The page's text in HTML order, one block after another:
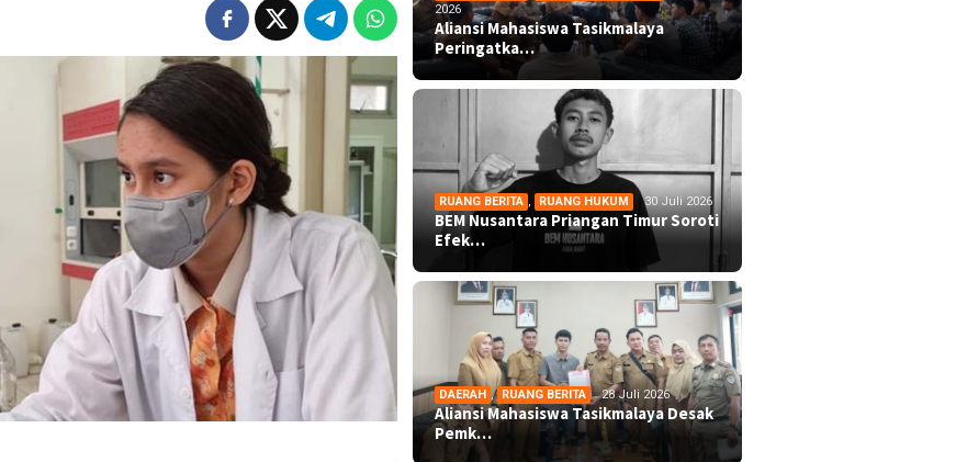
2026
Aliansi Mahasiswa Tasikmalaya
Peringatka…
RUANG BERITA , RUANG HUKUM 30 Juli 2026
BEM Nusantara Priangan Timur Soroti
Efek…
DAERAH , RUANG BERITA 28 Juli 2026
Aliansi Mahasiswa Tasikmalaya Desak
Pemk…